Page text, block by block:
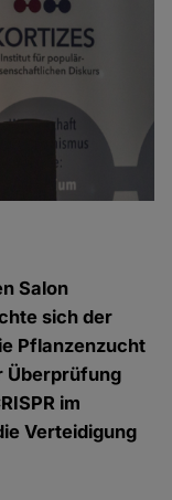
Salon
sich der
Pflanzenzucht
Überprüfung
im
Verteidigung